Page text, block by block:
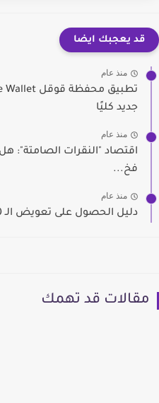
قد يعجبك ايضا
منذ عام
جديد كليًا
منذ عام
اقتصاد "النقرات الصامتة": هل
فخ...
منذ عام
دليل الحصول على تعويض الـ 100 دولار من غوغل لكل...
مقالات قد تهمك